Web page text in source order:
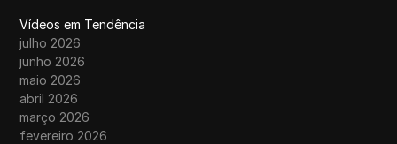
Vídeos em Tendência
julho 2026
junho 2026
maio 2026
abril 2026
março 2026
fevereiro 2026